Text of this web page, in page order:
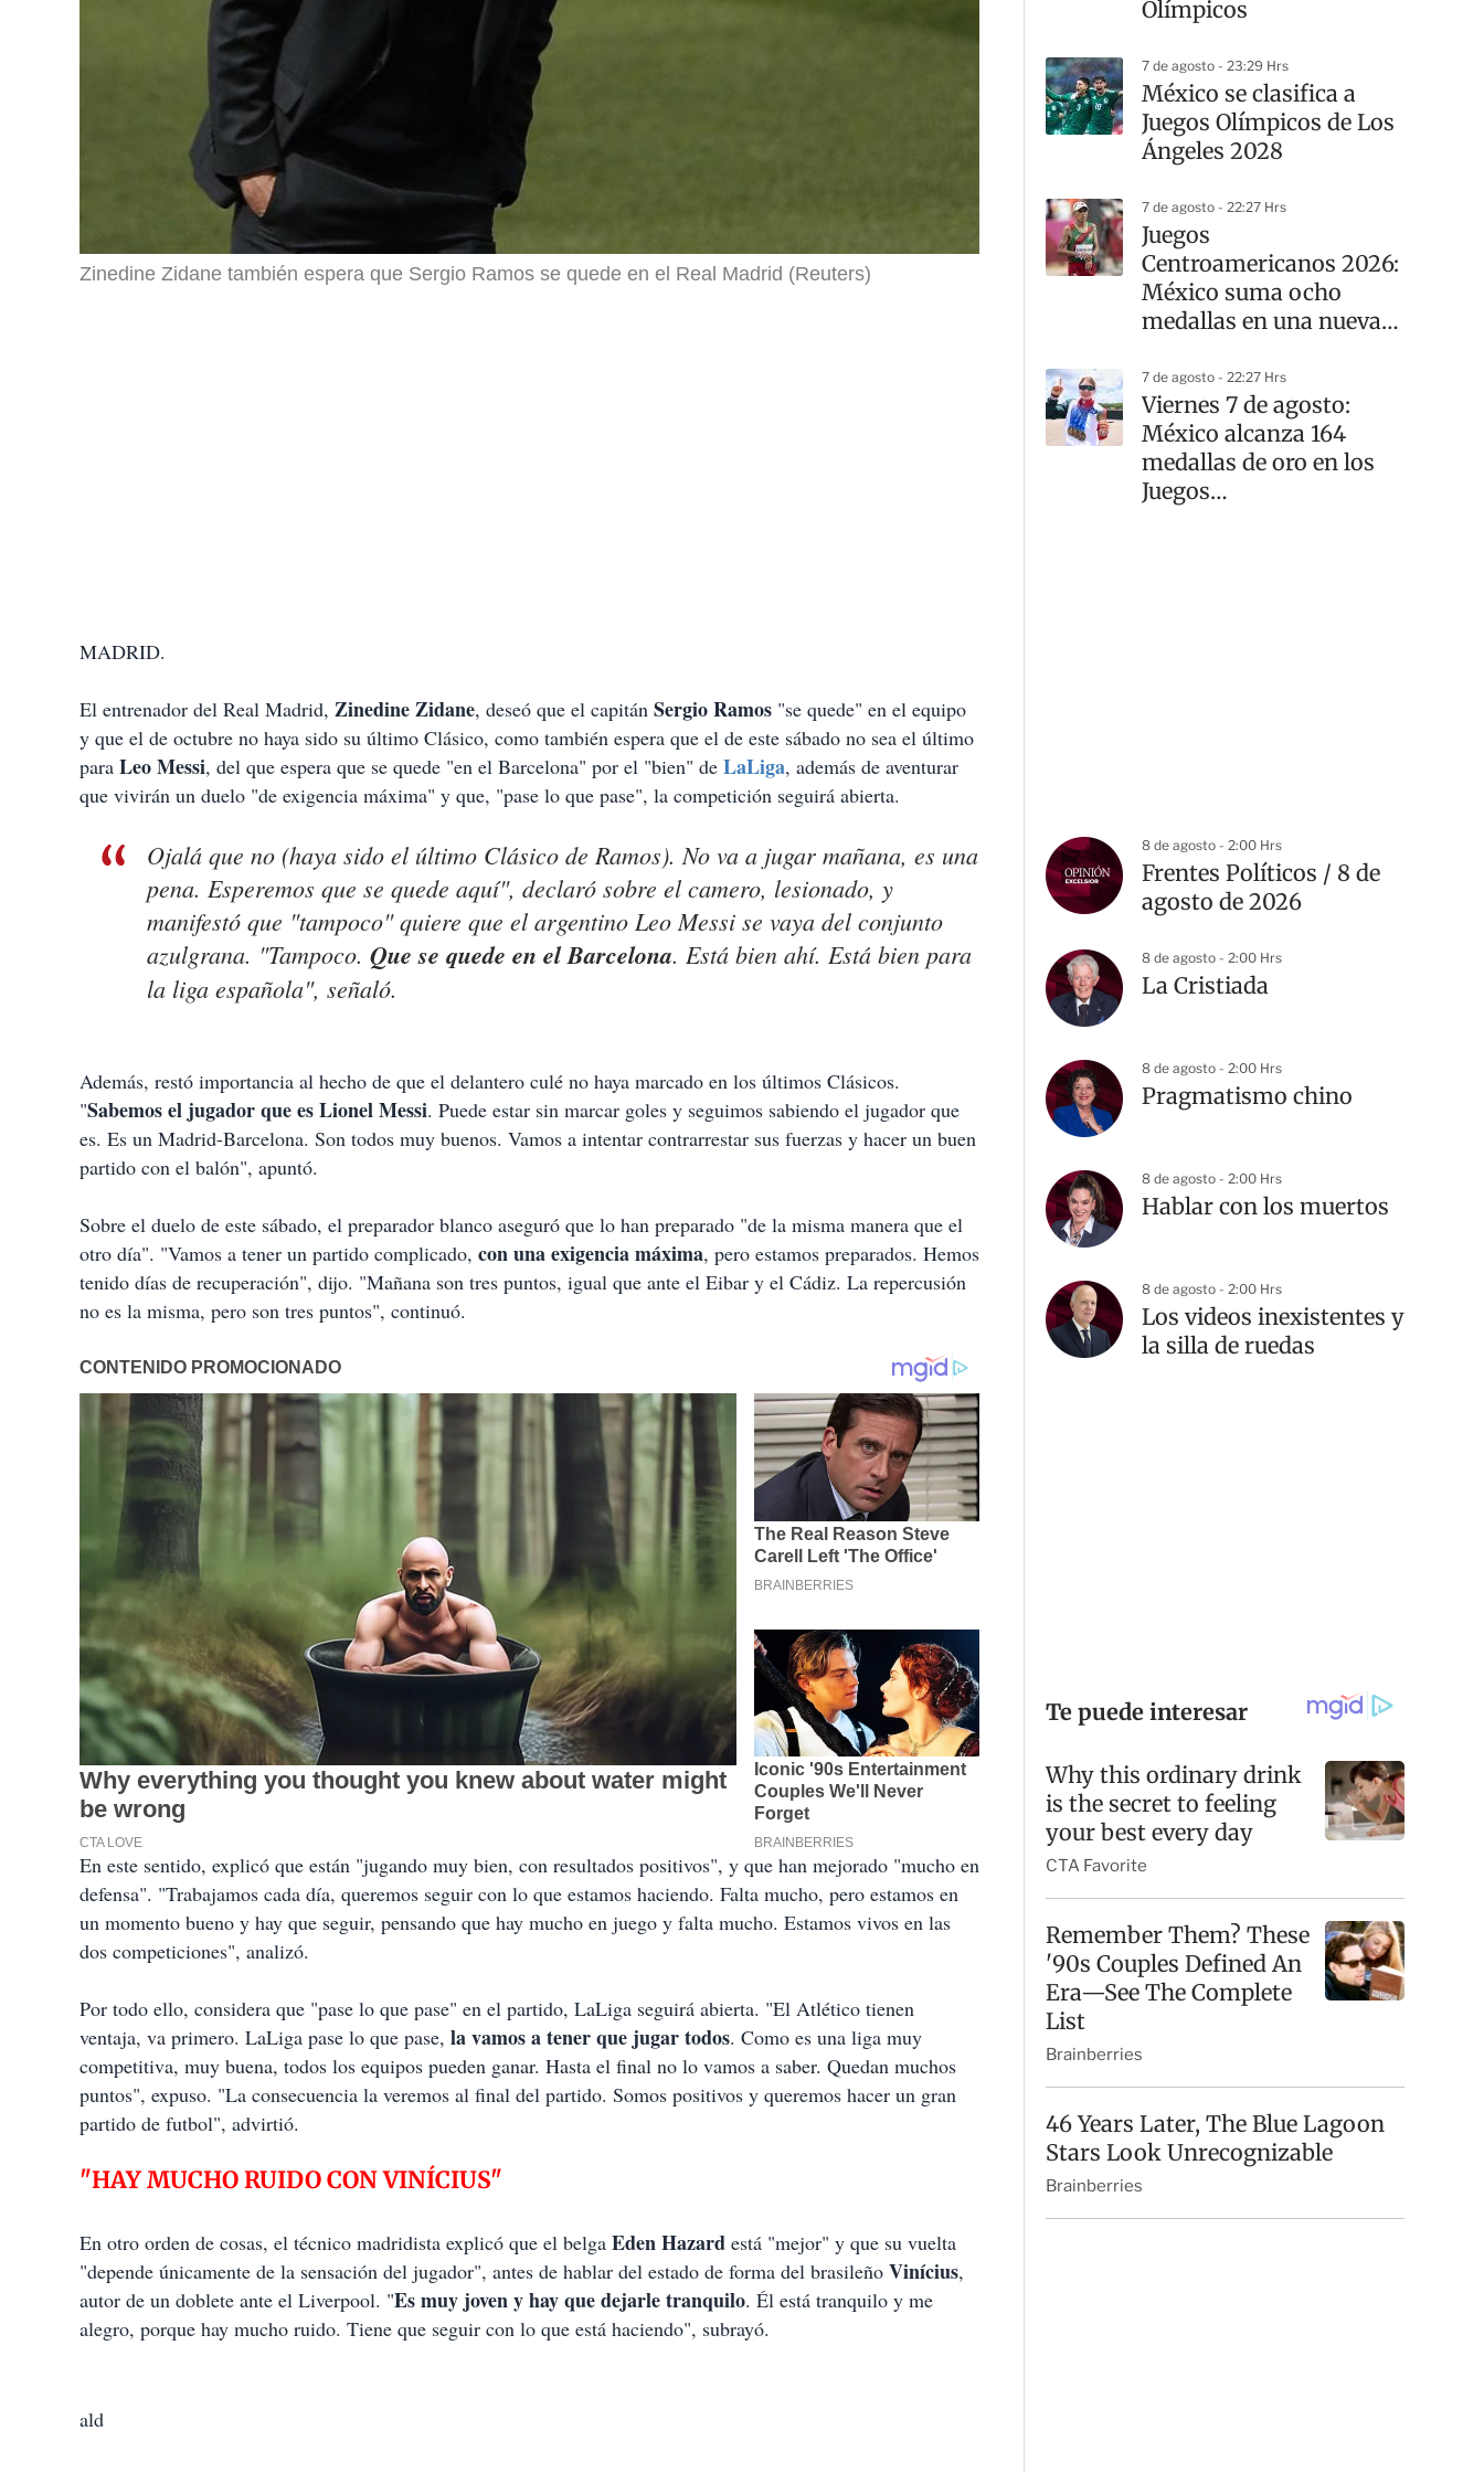
Zinedine Zidane también espera que Sergio Ramos se quede en el Real Madrid (Reuters)
MADRID.
El entrenador del Real Madrid, Zinedine Zidane, deseó que el capitán Sergio Ramos "se quede" en el equipo
y que el de octubre no haya sido su último Clásico, como también espera que el de este sábado no sea el último
para Leo Messi, del que espera que se quede "en el Barcelona" por el "bien" de LaLiga, además de aventurar
que vivirán un duelo "de exigencia máxima" y que, "pase lo que pase", la competición seguirá abierta.
Ojalá que no (haya sido el último Clásico de Ramos). No va a jugar mañana, es una
pena. Esperemos que se quede aquí", declaró sobre el camero, lesionado, y
manifestó que "tampoco" quiere que el argentino Leo Messi se vaya del conjunto
azulgrana. "Tampoco. Que se quede en el Barcelona. Está bien ahí. Está bien para
la liga española", señaló.
Además, restó importancia al hecho de que el delantero culé no haya marcado en los últimos Clásicos.
"Sabemos el jugador que es Lionel Messi. Puede estar sin marcar goles y seguimos sabiendo el jugador que
es. Es un Madrid-Barcelona. Son todos muy buenos. Vamos a intentar contrarrestar sus fuerzas y hacer un buen
partido con el balón", apuntó.
Sobre el duelo de este sábado, el preparador blanco aseguró que lo han preparado "de la misma manera que el
otro día". "Vamos a tener un partido complicado, con una exigencia máxima, pero estamos preparados. Hemos
tenido días de recuperación", dijo. "Mañana son tres puntos, igual que ante el Eibar y el Cádiz. La repercusión
no es la misma, pero son tres puntos", continuó.
En este sentido, explicó que están "jugando muy bien, con resultados positivos", y que han mejorado "mucho en
defensa". "Trabajamos cada día, queremos seguir con lo que estamos haciendo. Falta mucho, pero estamos en
un momento bueno y hay que seguir, pensando que hay mucho en juego y falta mucho. Estamos vivos en las
dos competiciones", analizó.
Por todo ello, considera que "pase lo que pase" en el partido, LaLiga seguirá abierta. "El Atlético tienen
ventaja, va primero. LaLiga pase lo que pase, la vamos a tener que jugar todos. Como es una liga muy
competitiva, muy buena, todos los equipos pueden ganar. Hasta el final no lo vamos a saber. Quedan muchos
puntos", expuso. "La consecuencia la veremos al final del partido. Somos positivos y queremos hacer un gran
partido de futbol", advirtió.
"HAY MUCHO RUIDO CON VINÍCIUS"
En otro orden de cosas, el técnico madridista explicó que el belga Eden Hazard está "mejor" y que su vuelta
"depende únicamente de la sensación del jugador", antes de hablar del estado de forma del brasileño Vinícius,
autor de un doblete ante el Liverpool. "Es muy joven y hay que dejarle tranquilo. Él está tranquilo y me
alegro, porque hay mucho ruido. Tiene que seguir con lo que está haciendo", subrayó.
ald
Olímpicos
7 de agosto - 23:29 Hrs
México se clasifica a
Juegos Olímpicos de Los
Ángeles 2028
7 de agosto - 22:27 Hrs
Juegos
Centroamericanos 2026:
México suma ocho
medallas en una nueva
7 de agosto - 22:27 Hrs
Viernes 7 de agosto:
México alcanza 164
medallas de oro en los
Juegos
8 de agosto - 2:00 Hrs
Frentes Políticos / 8 de
agosto de 2026
8 de agosto - 2:00 Hrs
La Cristiada
8 de agosto - 2:00 Hrs
Pragmatismo chino
8 de agosto - 2:00 Hrs
Hablar con los muertos
8 de agosto - 2:00 Hrs
Los videos inexistentes y
la silla de ruedas